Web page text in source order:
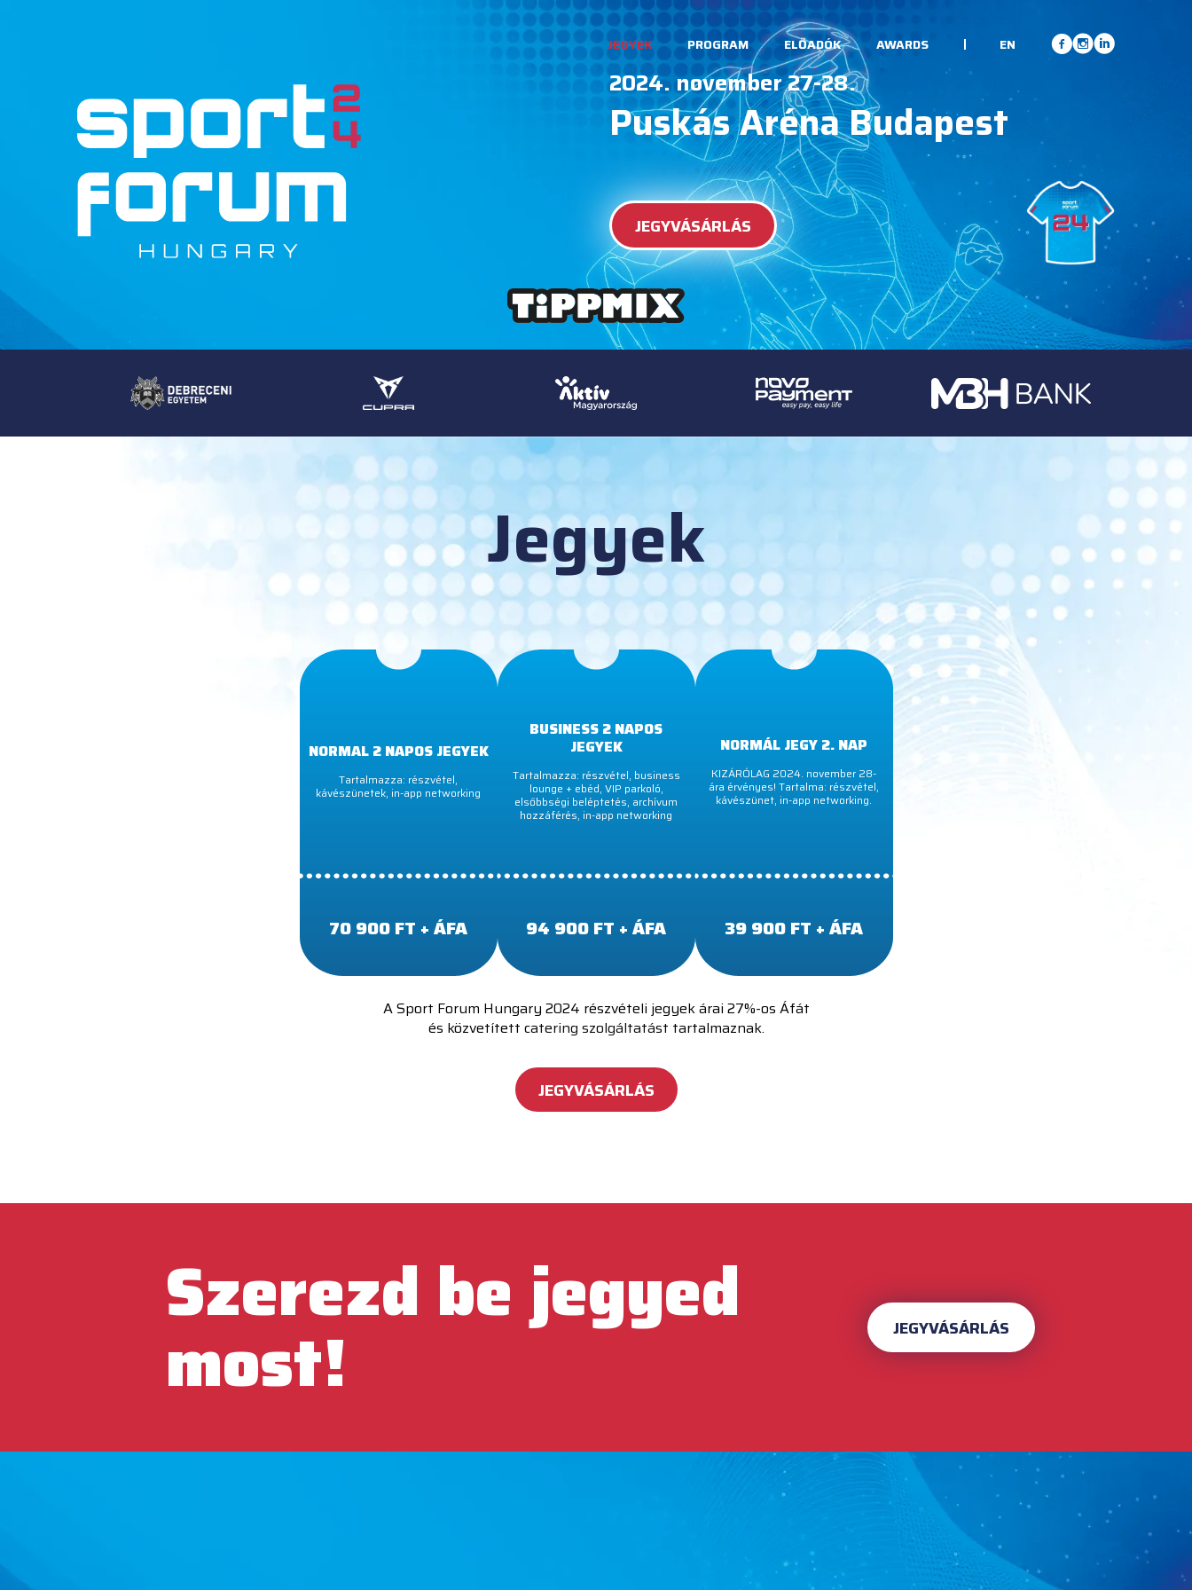
JEGYEK PROGRAM ELŐADÓK AWARDS EN
2024. november 27-28.
Puskás Aréna Budapest
JEGYVÁSÁRLÁS
Jegyek
NORMAL 2 NAPOS JEGYEK
Tartalmazza: részvétel,
kávészünetek, in-app networking
70 900 FT + ÁFA
BUSINESS 2 NAPOS
JEGYEK
Tartalmazza: részvétel, business
lounge + ebéd, VIP parkoló,
elsőbbségi beléptetés, archívum
hozzáférés, in-app networking
94 900 FT + ÁFA
NORMÁL JEGY 2. NAP
KIZÁRÓLAG 2024. november 28-
ára érvényes! Tartalma: részvétel,
kávészünet, in-app networking.
39 900 FT + ÁFA
A Sport Forum Hungary 2024 részvételi jegyek árai 27%-os Áfát
és közvetített catering szolgáltatást tartalmaznak.
JEGYVÁSÁRLÁS
Szerezd be jegyed
most! JEGYVÁSÁRLÁS